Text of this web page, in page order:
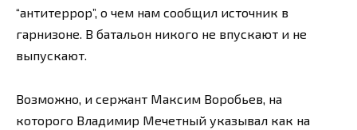
“антитеррор”, о чем нам сообщил источник в
гарнизоне. В батальон никого не впускают и не
выпускают.
Возможно, и сержант Максим Воробьев, на
которого Владимир Мечетный указывал как на